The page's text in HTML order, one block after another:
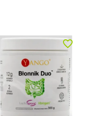
favorite_border